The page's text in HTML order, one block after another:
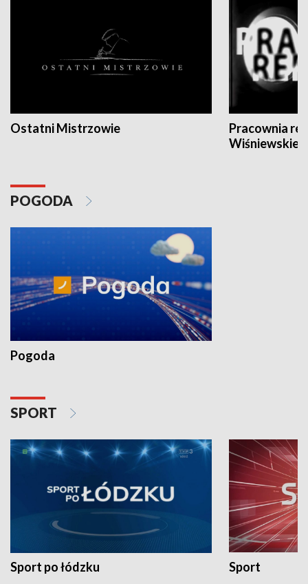
Ostatni Mistrzowie
Pracownia
POGODA
Pogoda
SPORT
Sport po łódzku Sport